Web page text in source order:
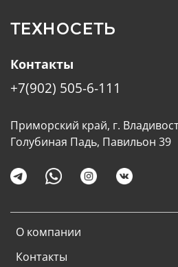
ТЕХНОСЕТЬ
О компании
Контакты
Контакты
+7(902) 505-6-111
Приморский край, г.
Голубиная Падь, Павильон 39